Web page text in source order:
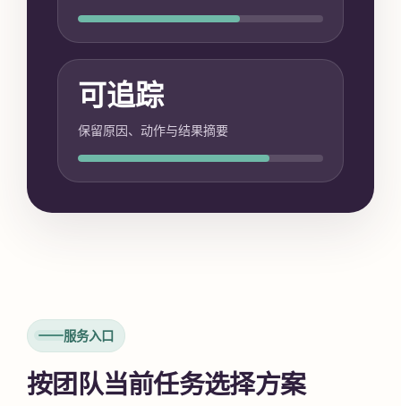
可追踪
保留原因、动作与结果摘要
服务入口
按团队当前任务选择方案